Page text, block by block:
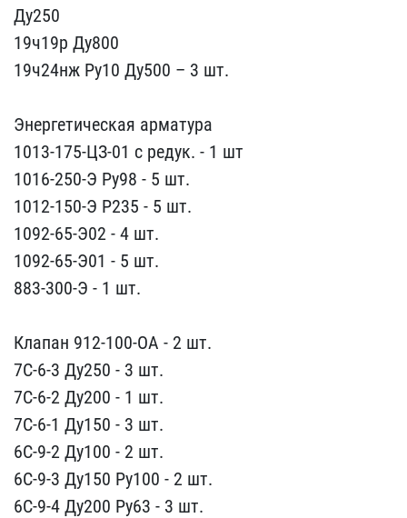
Ду250
19ч19р Ду800
19ч2​4нж Ру10 Ду500 – 3 шт.
​Энергетическая арматура
​1013-175-ЦЗ-01 с редук. ​- 1 шт
1016-250-Э Ру98 -​ 5 шт.
1012-150-Э Р235 ​- 5 шт.
1092-65-Э02 - 4 ​шт.
1092-65-Э01 - 5 шт.
​883-300-Э - 1 шт.
Клапа​н 912-100-ОА - 2 шт.
7С-​6-3 Ду250 - 3 шт.
7С-6-2​ Ду200 - 1 шт.
7С-6-1 Ду​150 - 3 шт.
6С-9-2 Ду100​ - 2 шт.
6С-9-3 Ду150 Ру​100 - 2 шт.
6С-9-4 Ду200​ Ру63 - 3 шт.